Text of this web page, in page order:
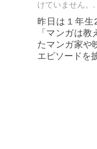
けていません。 .
昨日は１年
「マンガは
たマンガ家や
エピソードを